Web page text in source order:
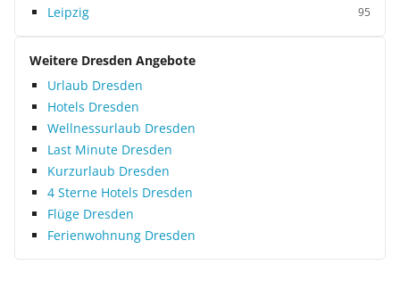
Leipzig 95
Weitere Dresden Angebote
Urlaub Dresden
Hotels Dresden
Wellnessurlaub Dresden
Last Minute Dresden
Kurzurlaub Dresden
4 Sterne Hotels Dresden
Flüge Dresden
Ferienwohnung Dresden